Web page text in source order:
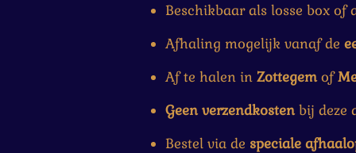
Beschikbaar als losse box of
Afhaling mogelijk vanaf de
Af te halen in Zottegemof
Geen verzendkostenbij deze
Bestel via de speciale